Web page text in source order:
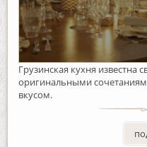
Грузинская кухня
оригинальными
вкусом.